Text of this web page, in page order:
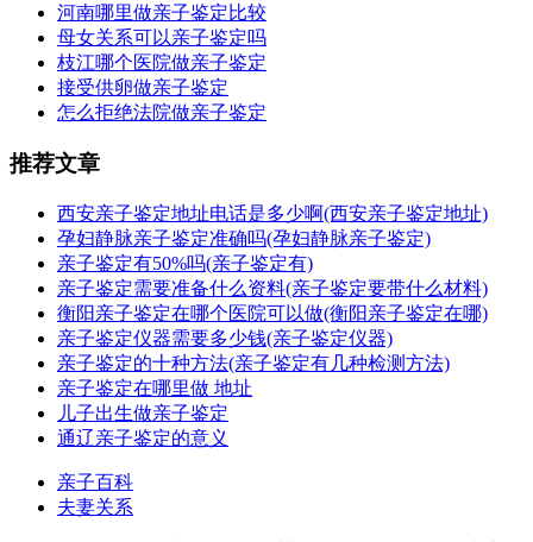
河南哪里做亲子鉴定比较
母女关系可以亲子鉴定吗
枝江哪个医院做亲子鉴定
接受供卵做亲子鉴定
怎么拒绝法院做亲子鉴定
推荐文章
西安亲子鉴定地址电话是多少啊(西安亲子鉴定地址)
孕妇静脉亲子鉴定准确吗(孕妇静脉亲子鉴定)
亲子鉴定有50%吗(亲子鉴定有)
亲子鉴定需要准备什么资料(亲子鉴定要带什么材料)
衡阳亲子鉴定在哪个医院可以做(衡阳亲子鉴定在哪)
亲子鉴定仪器需要多少钱(亲子鉴定仪器)
亲子鉴定的十种方法(亲子鉴定有几种检测方法)
亲子鉴定在哪里做 地址
儿子出生做亲子鉴定
通辽亲子鉴定的意义
亲子百科
夫妻关系